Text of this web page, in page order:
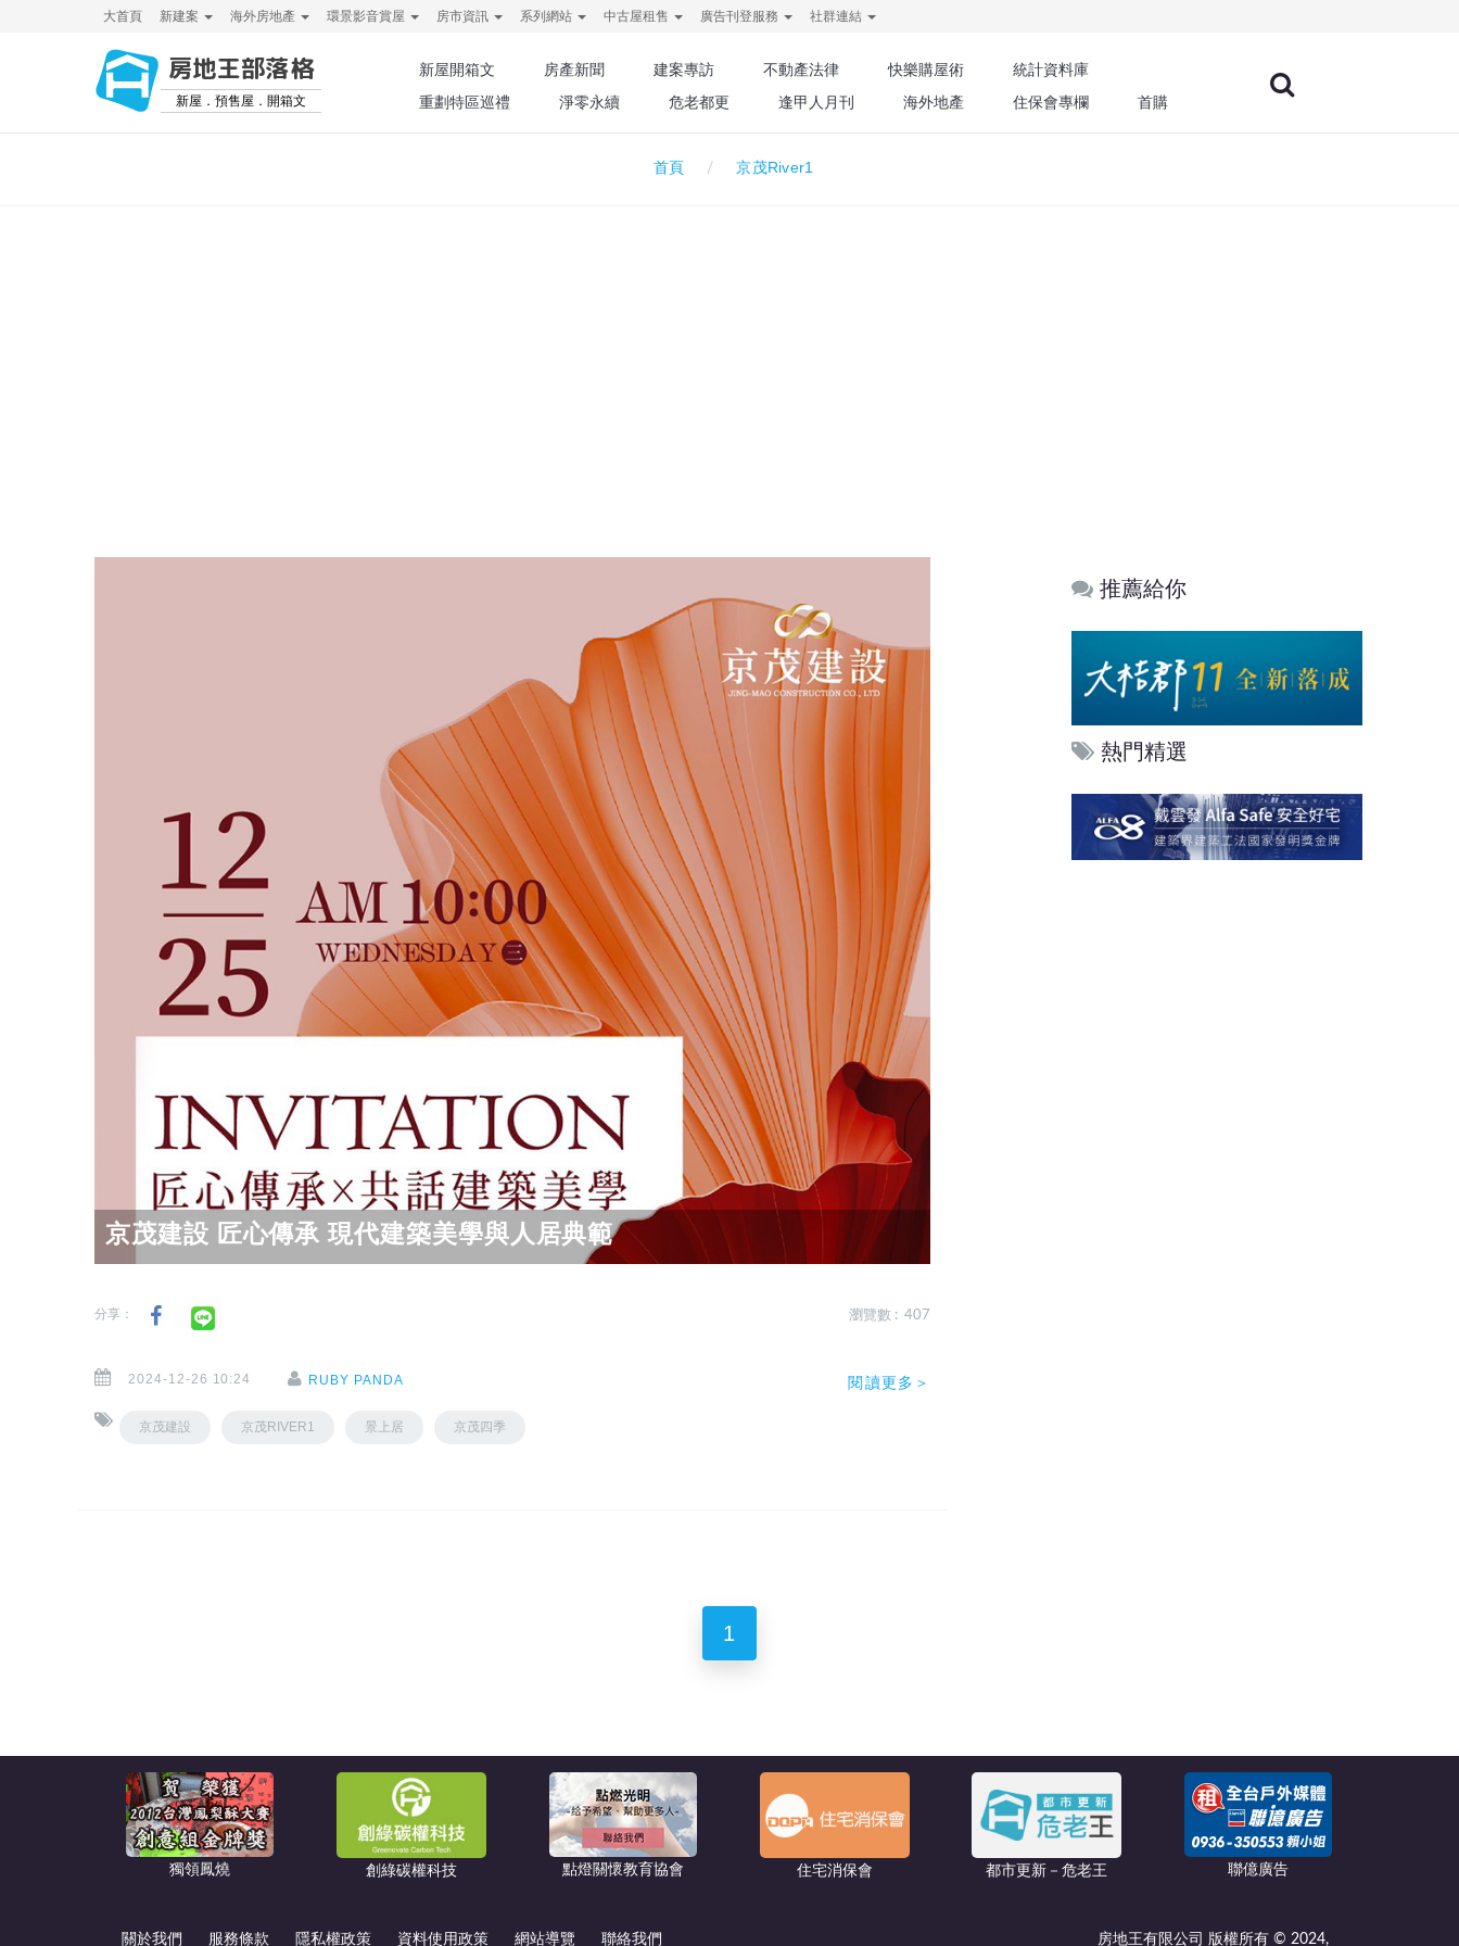
大首頁 新建案 海外房地產 環景影音賞屋 房市資訊 系列網站 中古屋租售 廣告刊登服務 社群連結
房地王部落格
新屋．預售屋．開箱文
新屋開箱文 房產新聞 建案專訪 不動產法律 快樂購屋術
統計資料庫
重劃特區巡禮
淨零永續 危老都更 逢甲人月刊 海外地產 住保會專欄 首購
首頁 京茂River1
京茂建設 匠心傳承 現代建築美學與人居典範
分享： 瀏覽數 : 407
2024-12-26 10:24 RUBY PANDA
京茂建設 京茂RIVER1 景上居 京茂四季
閱讀更多＞
推薦給你
熱門精選
1
獨領鳳燒 創綠碳權科技 點燈關懷教育協會 住宅消保會 都市更新－危老王 聯億廣告
關於我們 服務條款 隱私權政策 資料使用政策 網站導覽 聯絡我們 房地王有限公司 版權所有 © 2024,